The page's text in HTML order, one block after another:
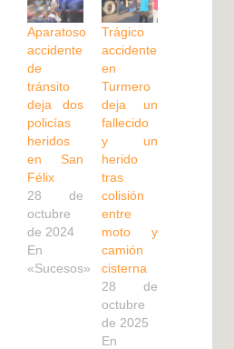
Aparatoso
accidente
de
tránsito
deja dos
policías
heridos
en San
Félix
28 de
octubre
de 2024
En
«Sucesos»
Trágico
accidente
en
Turmero
deja un
fallecido
y un
herido
tras
colisión
entre
moto y
camión
cisterna
28 de
octubre
de 2025
En